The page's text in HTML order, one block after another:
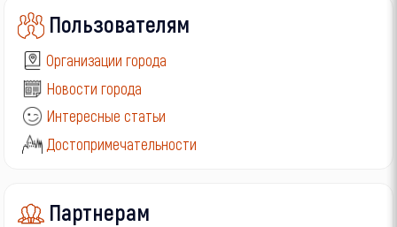
Пользователям
Организации города
Новости города
Интересные статьи
Достопримечательности
Партнерам